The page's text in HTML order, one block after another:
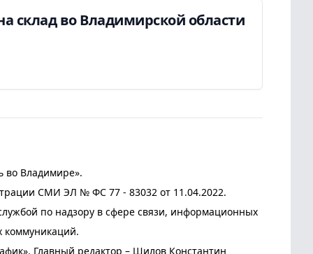
склад во Владимирской области
во Владимире».
СМИ ЭЛ № ФС 77 - 83032 от 11.04.2022.
по надзору в сфере связи, информационных
коммуникаций.
Главный редактор – Шилов Константин